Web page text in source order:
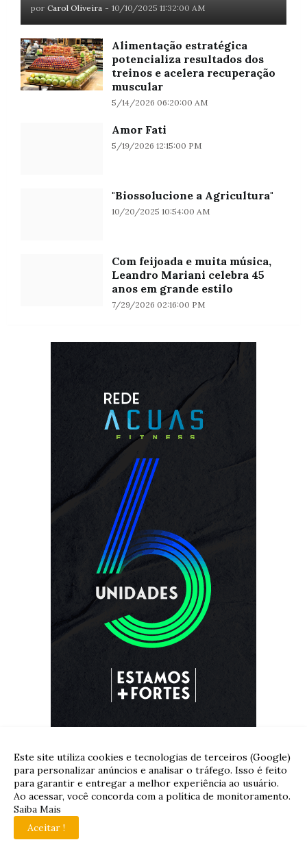
por Carol Oliveira - 10/10/2025 11:32:00 AM
Alimentação estratégica
potencializa resultados dos
treinos e acelera recuperação
muscular
5/14/2026 06:20:00 AM
Amor Fati
5/19/2026 12:15:00 PM
"Biossolucione a Agricultura"
10/20/2025 10:54:00 AM
Com feijoada e muita música,
Leandro Mariani celebra 45
anos em grande estilo
7/29/2026 02:16:00 PM
Este site utiliza cookies e tecnologias de terceiros (Google)
para personalizar anúncios e analisar o tráfego. Isso é feito
para garantir e entregar a melhor experiência ao usuário.
Ao acessar, você concorda com a política de monitoramento.
Saiba Mais
Aceitar !